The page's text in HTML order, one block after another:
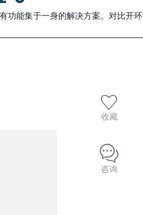
功能集于一身的解决方案。对比开环
收藏
咨询